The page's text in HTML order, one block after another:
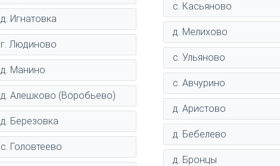
д. Игнатовка
г. Людиново
д. Манино
д. Алешково (Воробьево)
д. Березовка
с. Головтеево
с. Касьяново
д. Мелихово
с. Ульяново
с. Авчурино
д. Аристово
д. Бебелево
д. Бронцы